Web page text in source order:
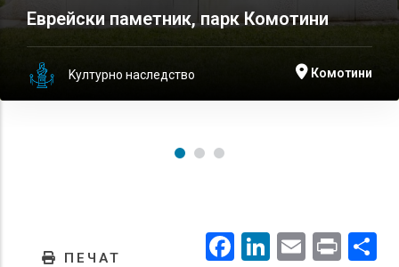
Еврейски паметник, парк Комотини
Kултурно наследство Комотини
ПЕЧАТ Facebook
LinkedIn
EmailPrint